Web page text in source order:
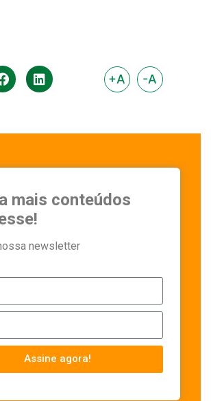
+A -A
mais conteúdos
newsletter
Assine agora!